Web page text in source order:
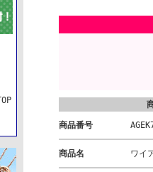
商品番号
商品名 ワイ